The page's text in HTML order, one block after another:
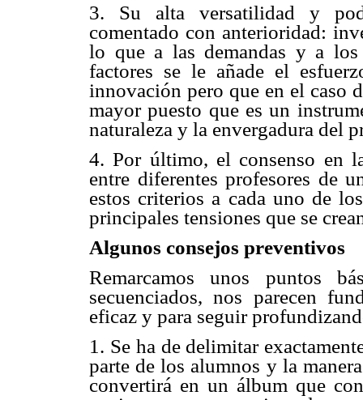
3. Su alta versatilidad y
comentado con anterioridad:
lo que a las demandas y a
factores se le añade el
innovación pero que en el caso
mayor puesto que es un
naturaleza y la envergadura del
4. Por último, el consenso en
entre diferentes profesores de
estos criterios a cada uno de
principales tensiones que se
Algunos consejos preventivos
Remarcamos unos puntos
secuenciados, nos parecen
eficaz y para seguir
1. Se ha de delimitar
parte de los alumnos y la
convertirá en un álbum que